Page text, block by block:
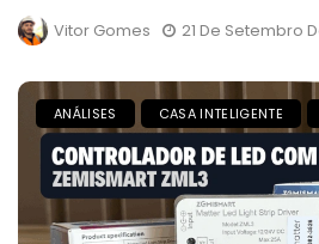
Vitor Gomes 21 De Setembro
ANÁLISES CASA INTELIGENTE